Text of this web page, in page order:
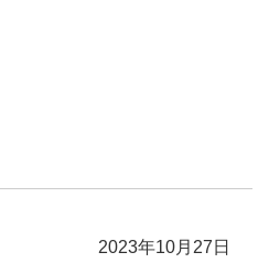
2023年10月27日